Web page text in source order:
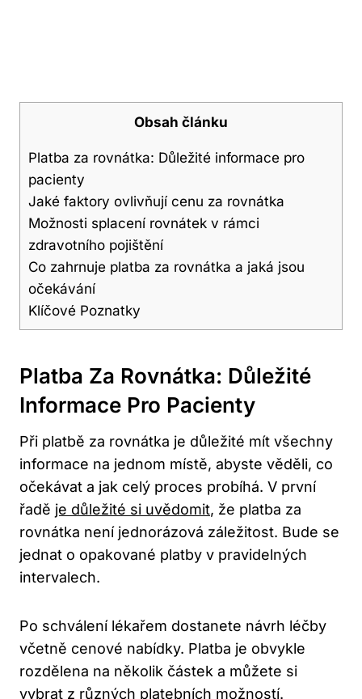
Obsah článku
Platba za rovnátka: Důležité informace pro
pacienty
Jaké faktory ovlivňují cenu za rovnátka
Možnosti splacení rovnátek v rámci
zdravotního pojištění
Co zahrnuje platba za rovnátka a jaká jsou
očekávání
Klíčové Poznatky
Platba Za Rovnátka: Důležité
Informace Pro Pacienty
Při platbě za rovnátka je důležité mít všechny
informace na jednom místě, abyste věděli, co
očekávat a jak celý proces probíhá. V první
řadě je důležité si uvědomit, že platba za
rovnátka není jednorázová záležitost. Bude se
jednat o opakované platby v pravidelných
intervalech.
Po schválení lékařem dostanete návrh léčby
včetně cenové nabídky. Platba je obvykle
rozdělena na několik částek a můžete si
vybrat z různých platebních možností.